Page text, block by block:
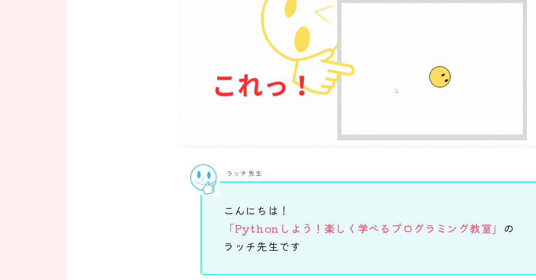
こんにちは！
「Pythonしよう！楽しく学べるプログラミング教室」
の
ラ ッチ先生です
ラッチ先生